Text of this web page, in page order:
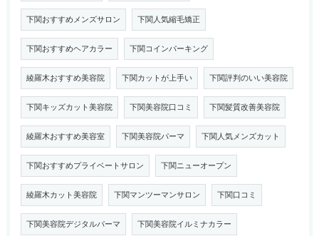
下関おすすめメンズサロン 下関人気縮毛矯正
下関おすすめヘアカラー 下関コインパーキング
綾羅木おすすめ美容院 下関カットが上手い 下関評判のいい美容院
下関キッズカット美容院 下関美容院口コミ 下関髪質改善美容院
綾羅木おすすめ美容室 下関美容院パーマ 下関人気メンズカット
下関おすすめプライベートサロン 下関ニューオープン
綾羅木カット美容院 下関マンツーマンサロン 下関口コミ
下関美容院デジタルパーマ 下関美容院イルミナカラー